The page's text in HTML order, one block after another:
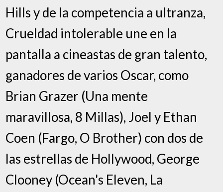
Hills y de la competencia a ultranza,
Crueldad intolerable une en la
pantalla a cineastas de gran talento,
ganadores de varios Oscar, como
Brian Grazer (Una mente
maravillosa, 8 Millas), Joel y Ethan
Coen (Fargo, O Brother) con dos de
las estrellas de Hollywood, George
Clooney (Ocean's Eleven, La